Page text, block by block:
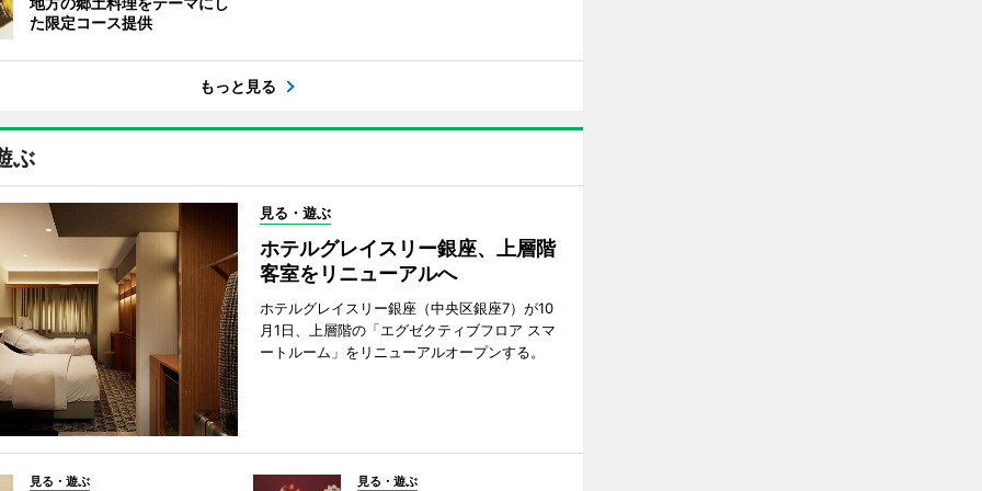
た限定コース提供
もっと見る
ぶ
見る・遊ぶ
ホテルグレイスリー銀座、上層階
客室をリニューアルへ
ホテルグレイスリー銀座（中央区銀座7）が10
月1日、上層階の「エグゼクティブフロア スマ
ートルーム」をリニューアルオープンする。
見る・遊ぶ 見る・遊ぶ